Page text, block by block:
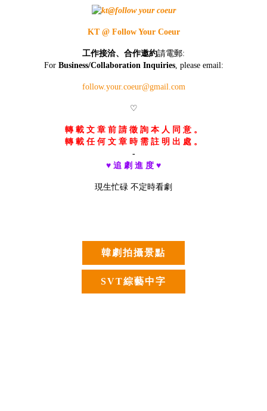
KT @ Follow Your Coeur
工作接洽、合作邀約請電郵:
For Business/Collaboration Inquiries, please email:
follow.your.coeur@gmail.com
♡
轉 載 文 章 前 請 徵 詢 本 人 同 意 。
轉 載 任 何 文 章 時 需 註 明 出 處 。
-
♥ 追 劇 進 度 ♥
現生忙碌 不定時看劇
韓劇拍攝景點
SVT綜藝中字